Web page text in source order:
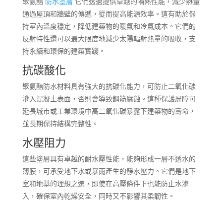
通過屋頂和牆壁的傳遞，從而提高能源效率。這有助於保
持室內溫度穩定，降低建築物的暖氣和冷氣成本。它們的
反射特性還可以最大限度地減少太陽輻射熱量的吸收，支
持永續和環保的建築實踐。
抗碳酸化
聚氨酯防水材料具有強大的抗碳化能力，可防止二氧化碳
滲入混凝土表面，否則會導致鋼筋腐蝕。這種保護屏障可
延長城市或工業環境中高二氧化碳暴露下建築物的壽命，
並長期保持結構完整性。
水壓阻力
這些塗層具有卓越的耐水壓性能，能夠形成一層不透水的
薄膜，可承受地下水或暴雨產生的靜水壓力。它們是地下
室和地基的理想之選，即使在高壓條件下也能防止水滲
入，確保室內乾燥安全，同時又不影響其柔韌性。